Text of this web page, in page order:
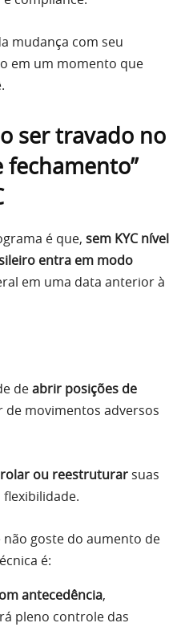
mudança com seu
em um momento que
ser travado no
fechamento”
é que, sem KYC nível
entra em modo
em uma data anterior à
deabrir posições de
de movimentos adversos
rolar ou reestruturar suas
flexibilidade.
goste do aumento de
é:
antecedência,
pleno controle das